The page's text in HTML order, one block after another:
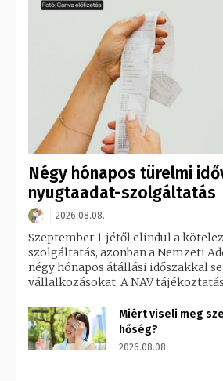
Négy hónapos türelmi
nyugtaadat-szolgáltatás
2026.08.08.
Szeptember 1-jétől elindul a
szolgáltatás, azonban a Nemzeti
négy hónapos átállási időszakkal
vállalkozásokat. A NAV
Miért viseli meg
hőség?
2026.08.08.